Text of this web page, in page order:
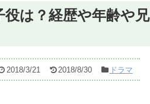
は？経歴や年齢や兄
2018/3/21 2018/8/30 ドラマ